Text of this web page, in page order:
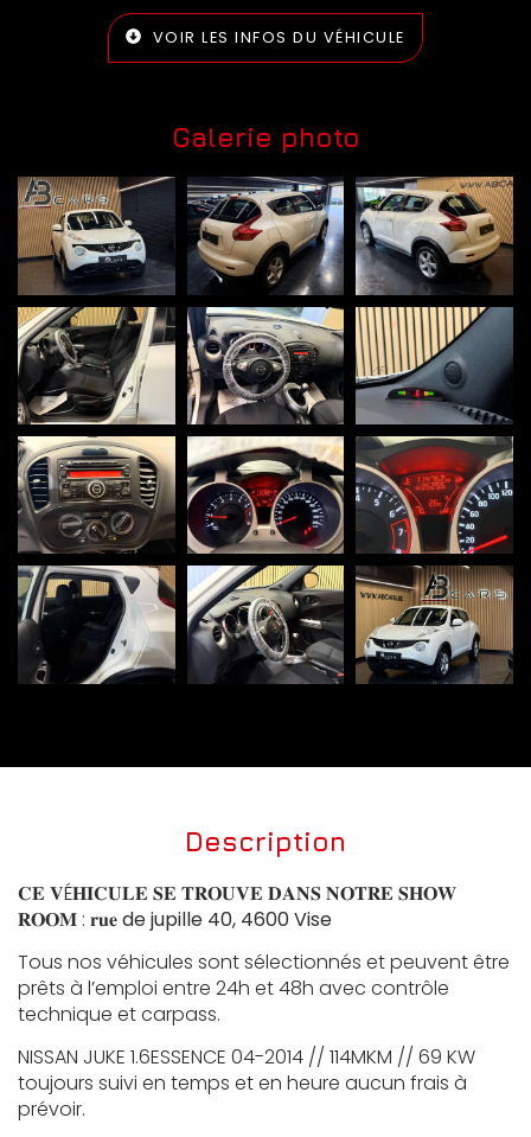
VOIR LES INFOS DU VÉHICULE
Galerie photo
Description
𝐂𝐄 𝐕É𝐇𝐈𝐂𝐔𝐋𝐄 𝐒𝐄 𝐓𝐑𝐎𝐔𝐕𝐄 𝐃𝐀𝐍𝐒 𝐍𝐎𝐓𝐑𝐄 𝐒𝐇𝐎𝐖
𝐑𝐎𝐎𝐌 : 𝐫𝐮𝐞de jupille 40, 4600 Vise
Tous nos véhicules sont sélectionnés et peuvent être
prêts à l’emploi entre 24h et 48h avec contrôle
technique et carpass.
NISSAN JUKE 1.6ESSENCE 04-2014 // 114MKM // 69 KW
toujours suivi en temps et en heure aucun frais à
prévoir.